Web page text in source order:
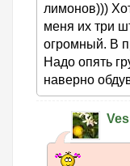
лимонов)))
меня их три
огромный. В
Надо опять
наверно